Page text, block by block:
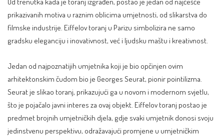
prikazivanih motiva u raznim oblicima umjetnosti, od slikarstva do
filmske industrije. Eiffelov toranj u Parizu simbolizira ne samo
gradsku eleganciju i inovativnost, već i ljudsku maštu i kreativnost.
Jedan od najpoznatijih umjetnika koji je bio opčinjen ovim
arhitektonskim čudom bio je Georges Seurat, pionir pointilizma.
Seurat je slikao toranj, prikazujući ga u novom i modernom svjetlu,
što je pojačalo javni interes za ovaj objekt. Eiffelov toranj postao je
predmet brojnih umjetničkih djela, gdje svaki umjetnik donosi svoju
jedinstvenu perspektivu, odražavajući promjene u umjetničkim